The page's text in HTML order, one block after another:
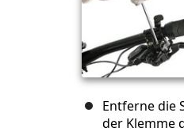
Entferne die
der Klemme